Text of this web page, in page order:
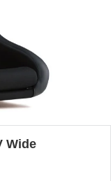
Wide